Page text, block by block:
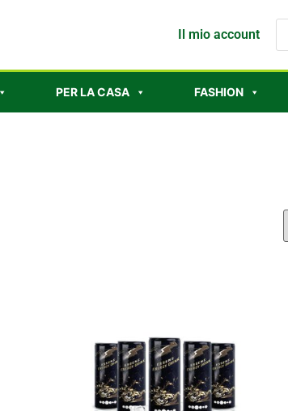
Il mio account
PER LA CASA FASHION